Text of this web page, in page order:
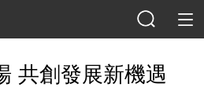
共創發展新機遇